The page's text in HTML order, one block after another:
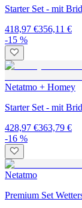
Starter Set - mit
418,97 €356,11 €
-15 %
Netatmo + Homey
Starter Set - mit
428,97 €363,79 €
-16 %
Netatmo
Premium Set